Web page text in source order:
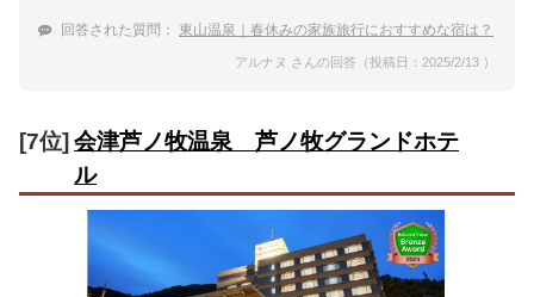
回答された質問： 東山温泉｜春休みの家族旅行におすすめな宿は？
アルナヌ さんの回答（投稿日：2025/2/13 ）
[7位] 会津芦ノ牧温泉 芦ノ牧グランドホテ
ル